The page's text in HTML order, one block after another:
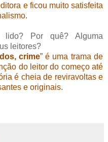
e ficou muito satisfeita
Por quê? Alguma
leitores?
crime” é uma trama de
do leitor do começo até
é cheia de reviravoltas e
e originais.